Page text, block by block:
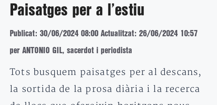
Paisatges per a l’estiu
Publicat: 30/06/2024 08:00 Actualitzat: 26/06/2024 10:57
per ANTONIO GIL, sacerdot i periodista
Tots busquem paisatges per al descans,
la sortida de la prosa diària i la recerca